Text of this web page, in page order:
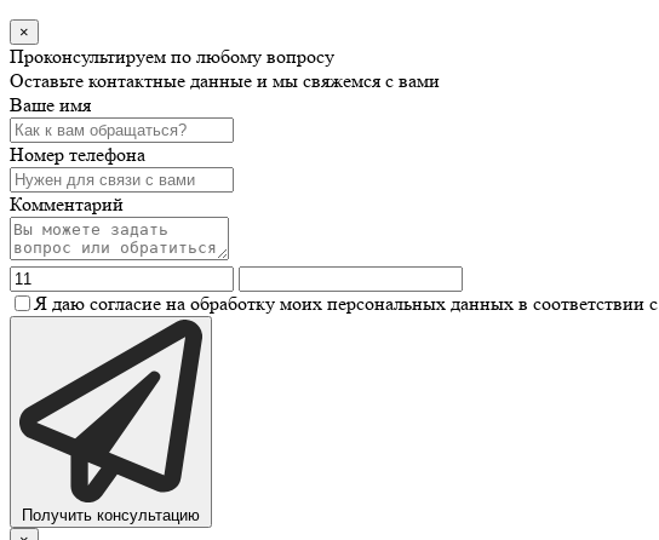
×
Проконсультируем по любому вопросу
Оставьте контактные данные и мы свяжемся с вами
Ваше имя
Номер телефона
Комментарий
Я даю согласие на обработку моих персональных данных в соответствии с
Получить консультацию